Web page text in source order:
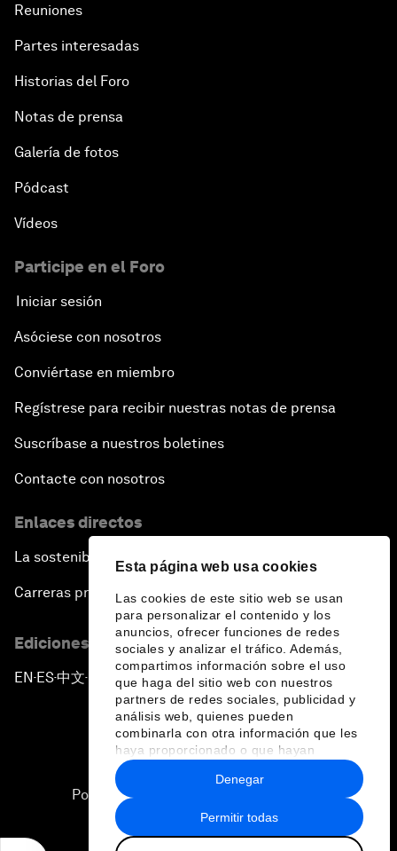
Esta página web usa cookies
Las cookies de este sitio web se usan
para personalizar el contenido y los
anuncios, ofrecer funciones de redes
sociales y analizar el tráfico. Además,
compartimos información sobre el uso
que haga del sitio web con nuestros
partners de redes sociales, publicidad y
análisis web, quienes pueden
combinarla con otra información que les
haya proporcionado o que hayan
recopilado a partir del uso que haya
hecho de sus servicios.
Permitir todas
Denegar
Reuniones
Partes interesadas
Historias del Foro
Notas de prensa
Galería de fotos
Pódcast
Vídeos
Participe en el Foro
Iniciar sesión
Asóciese con nosotros
Conviértase en miembro
Regístrese para recibir nuestras notas de prensa
Suscríbase a nuestros boletines
Contacte con nosotros
Enlaces directos
La sostenibilidad en el Foro
Carreras profesionales
Ediciones en otros idiomas
EN ▪ES▪中文▪ 日本語
Política de privacidad y normas de uso
Sitemap